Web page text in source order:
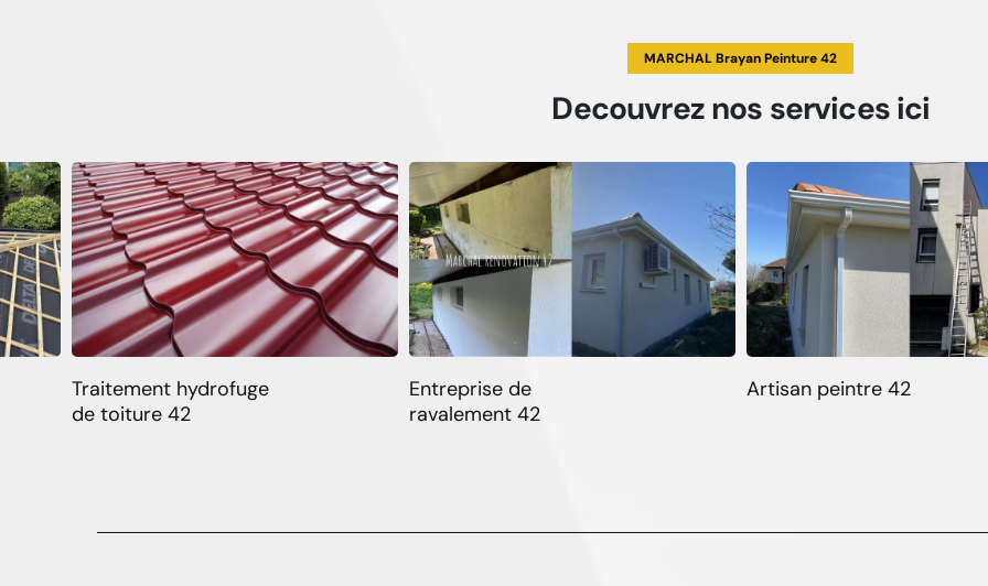
MARCHAL Brayan Peinture 42
Decouvreznos servicesici
Traitement hydrofuge
de toiture 42
Entreprise de
ravalement 42
Artisan peintre 42